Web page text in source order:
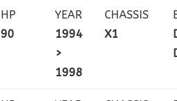
HP
90
YEAR
1994
>
1998
CHASSIS
X1